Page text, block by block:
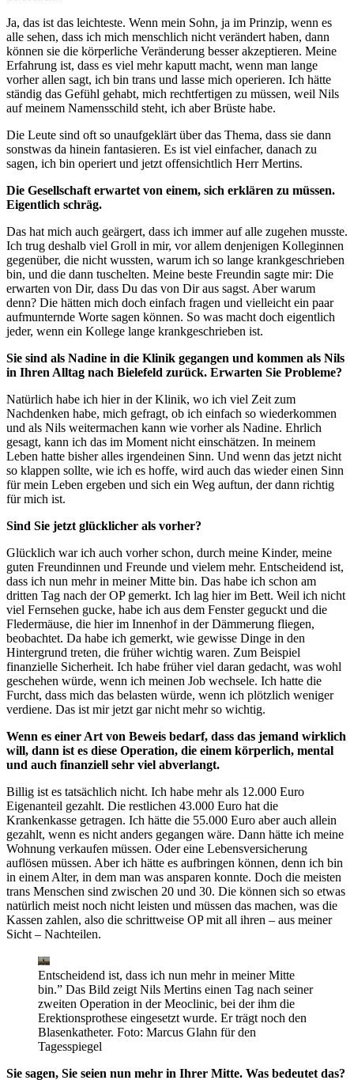
Ja, das ist das leichteste. Wenn mein Sohn, ja im Prinzip, wenn es
alle sehen, dass ich mich menschlich nicht verändert haben, dann
können sie die körperliche Veränderung besser akzeptieren. Meine
Erfahrung ist, dass es viel mehr kaputt macht, wenn man lange
vorher allen sagt, ich bin trans und lasse mich operieren. Ich hätte
ständig das Gefühl gehabt, mich rechtfertigen zu müssen, weil Nils
auf meinem Namensschild steht, ich aber Brüste habe.
Die Leute sind oft so unaufgeklärt über das Thema, dass sie dann
sonstwas da hinein fantasieren. Es ist viel einfacher, danach zu
sagen, ich bin operiert und jetzt offensichtlich Herr Mertins.
Die Gesellschaft erwartet von einem, sich erklären zu müssen.
Eigentlich schräg.
Das hat mich auch geärgert, dass ich immer auf alle zugehen musste.
Ich trug deshalb viel Groll in mir, vor allem denjenigen Kolleginnen
gegenüber, die nicht wussten, warum ich so lange krankgeschrieben
bin, und die dann tuschelten. Meine beste Freundin sagte mir: Die
erwarten von Dir, dass Du das von Dir aus sagst. Aber warum
denn? Die hätten mich doch einfach fragen und vielleicht ein paar
aufmunternde Worte sagen können. So was macht doch eigentlich
jeder, wenn ein Kollege lange krankgeschrieben ist.
Sie sind als Nadine in die Klinik gegangen und kommen als Nils
in Ihren Alltag nach Bielefeld zurück. Erwarten Sie Probleme?
Natürlich habe ich hier in der Klinik, wo ich viel Zeit zum
Nachdenken habe, mich gefragt, ob ich einfach so wiederkommen
und als Nils weitermachen kann wie vorher als Nadine. Ehrlich
gesagt, kann ich das im Moment nicht einschätzen. In meinem
Leben hatte bisher alles irgendeinen Sinn. Und wenn das jetzt nicht
so klappen sollte, wie ich es hoffe, wird auch das wieder einen Sinn
für mein Leben ergeben und sich ein Weg auftun, der dann richtig
für mich ist.
Sind Sie jetzt glücklicher als vorher?
Glücklich war ich auch vorher schon, durch meine Kinder, meine
guten Freundinnen und Freunde und vielem mehr. Entscheidend ist,
dass ich nun mehr in meiner Mitte bin. Das habe ich schon am
dritten Tag nach der OP gemerkt. Ich lag hier im Bett. Weil ich nicht
viel Fernsehen gucke, habe ich aus dem Fenster geguckt und die
Fledermäuse, die hier im Innenhof in der Dämmerung fliegen,
beobachtet. Da habe ich gemerkt, wie gewisse Dinge in den
Hintergrund treten, die früher wichtig waren. Zum Beispiel
finanzielle Sicherheit. Ich habe früher viel daran gedacht, was wohl
geschehen würde, wenn ich meinen Job wechsele. Ich hatte die
Furcht, dass mich das belasten würde, wenn ich plötzlich weniger
verdiene. Das ist mir jetzt gar nicht mehr so wichtig.
Wenn es einer Art von Beweis bedarf, dass das jemand wirklich
will, dann ist es diese Operation, die einem körperlich, mental
und auch finanziell sehr viel abverlangt.
Billig ist es tatsächlich nicht. Ich habe mehr als 12.000 Euro
Eigenanteil gezahlt. Die restlichen 43.000 Euro hat die
Krankenkasse getragen. Ich hätte die 55.000 Euro aber auch allein
gezahlt, wenn es nicht anders gegangen wäre. Dann hätte ich meine
Wohnung verkaufen müssen. Oder eine Lebensversicherung
auflösen müssen. Aber ich hätte es aufbringen können, denn ich bin
in einem Alter, in dem man was ansparen konnte. Doch die meisten
trans Menschen sind zwischen 20 und 30. Die können sich so etwas
natürlich meist noch nicht leisten und müssen das machen, was die
Kassen zahlen, also die schrittweise OP mit all ihren – aus meiner
Sicht – Nachteilen.
Entscheidend ist, dass ich nun mehr in meiner Mitte
bin.” Das Bild zeigt Nils Mertins einen Tag nach seiner
zweiten Operation in der Meoclinic, bei der ihm die
Erektionsprothese eingesetzt wurde. Er trägt noch den
Blasenkatheter. Foto: Marcus Glahn für den
Tagesspiegel
Sie sagen, Sie seien nun mehr in Ihrer Mitte. Was bedeutet das?